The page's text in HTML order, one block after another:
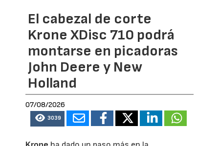
El cabezal de corte
Krone XDisc 710 podrá
montarse en picadoras
John Deere y New
Holland
07/08/2026
3039